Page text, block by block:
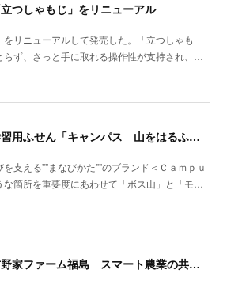
つしゃもじ」をリニューアル
リニューアルして発売した。「立つしゃも
らず、さっと手に取れる操作性が支持され、…
【流 通】コクヨ 学習用ふせん「キャンパス 山をはるふせん」発売
支える""まなびかた""のブランド＜Ｃａｍｐｕ
な箇所を重要度にあわせて「ボス山」と「モ…
【流 通】ＣＴＣと吉野家ファーム福島 スマート農業の共同研究を開始